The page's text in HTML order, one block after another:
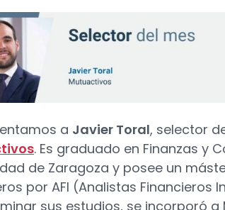
a Javier Toral, selector
. Es graduado en Finanzas y
de Zaragoza y posee un
por AFI (Analistas Financieros
sus estudios, se incorporó a